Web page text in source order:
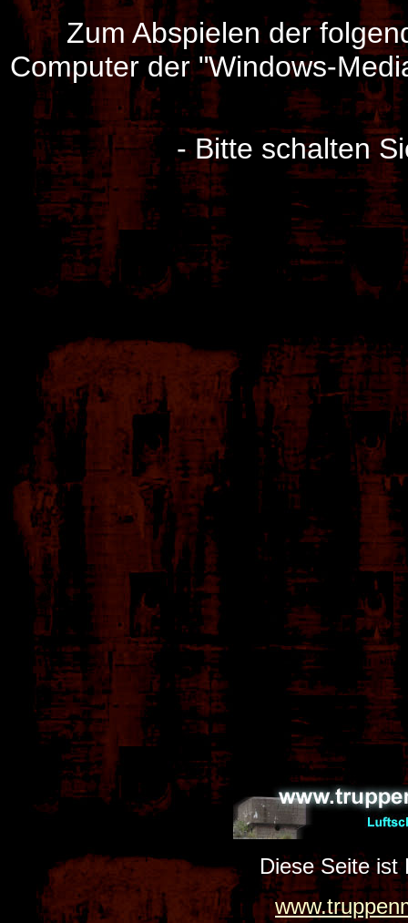
Zum Abspielen der
Computer der "Windows-
- Bitte schalten
Diese Seite ist